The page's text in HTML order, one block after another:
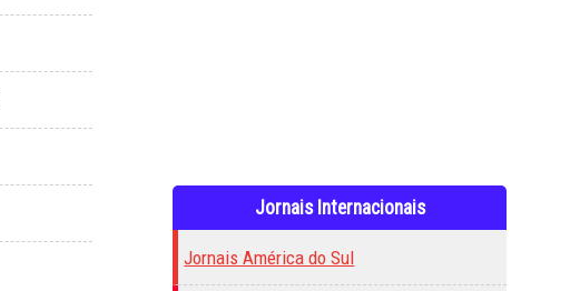
Jornais Internacionais
Jornais América do Sul